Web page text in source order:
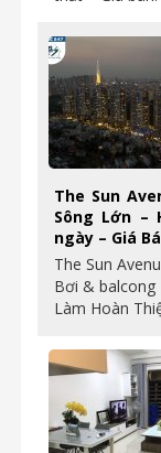
The Sun
Sông Lớn –
ngày – Giá
The Sun
Bơi &
Làm Hoàn